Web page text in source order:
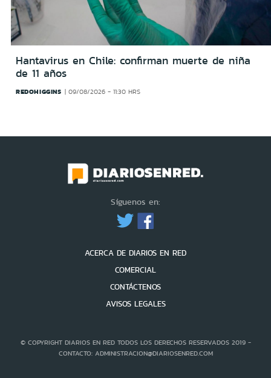
Hantavirus en Chile: confirman muerte de niña
de 11 años
REDOHIGGINS 09/08/2026 - 11:30 HRS
Síguenos en:
ACERCA DE DIARIOS EN RED
COMERCIAL
CONTÁCTENOS
AVISOS LEGALES
© COPYRIGHT DIARIOS EN RED TODOS LOS DERECHOS RESERVADOS 2019 -
CONTACTO: ADMINISTRACION@DIARIOSENRED.COM